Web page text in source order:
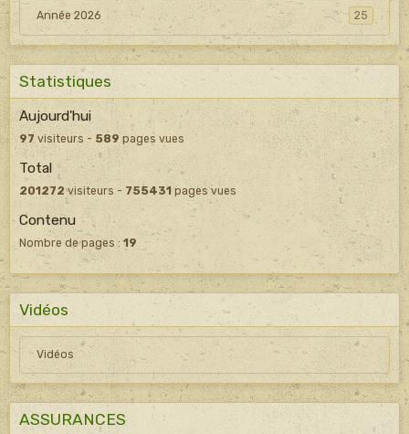
Année 2026 25
Statistiques
Aujourd'hui
97visiteurs - 589pages vues
Total
201272visiteurs -755431pages vues
Contenu
Nombre de pages : 19
Vidéos
Vidéos
ASSURANCES